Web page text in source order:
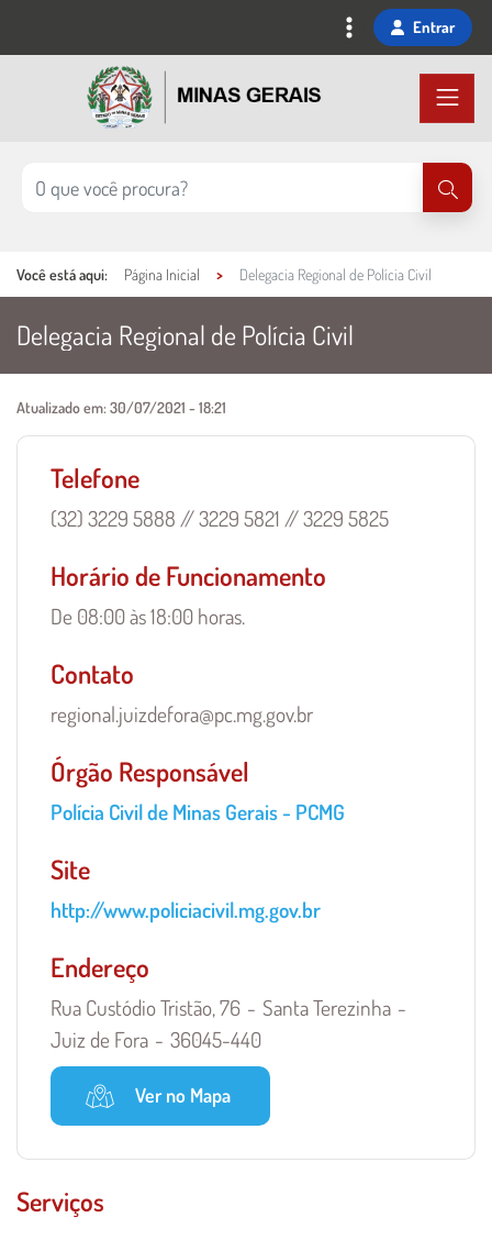
Entrar
Você está aqui: Página Inicial Delegacia Regional de Polícia Civil
Delegacia Regional de Polícia Civil
Conteúdo Principal
Atualizado em: 30/07/2021 - 18:21
Telefone
(32) 3229 5888 // 3229 5821 // 3229 5825
Horário de Funcionamento
De 08:00 às 18:00 horas.
Contato
regional.juizdefora@pc.mg.gov.br
Órgão Responsável
Órgão
-
Unidade
Polícia Civil de Minas Gerais - PCMG
Site
http://www.policiacivil.mg.gov.br
Endereço
Rua Custódio Tristão, 76
Santa Terezinha
Juiz de Fora
36045-440
Ver no Mapa
Serviços